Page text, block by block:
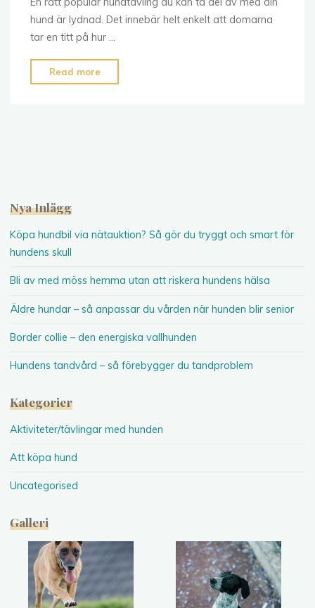
hund är lydnad. Det innebär helt enkelt att domarna
tar en titt på hur …
Read more
Nya Inlägg
Köpa hundbil via nätauktion? Så gör du tryggt och smart för
hundens skull
Bli av med möss hemma utan att riskera hundens hälsa
Äldre hundar – så anpassar du vården när hunden blir senior
Border collie – den energiska vallhunden
Hundens tandvård – så förebygger du tandproblem
Kategorier
Aktiviteter/tävlingar med hunden
Att köpa hund
Uncategorised
Galleri